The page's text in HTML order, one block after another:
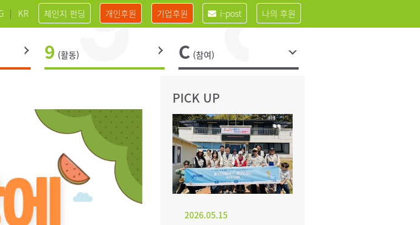
| KR 체인지 펀딩 개인후원 기업후원 i-post 나의 후원
9 (활동) C (참여)
PICK UP
2026.05.15